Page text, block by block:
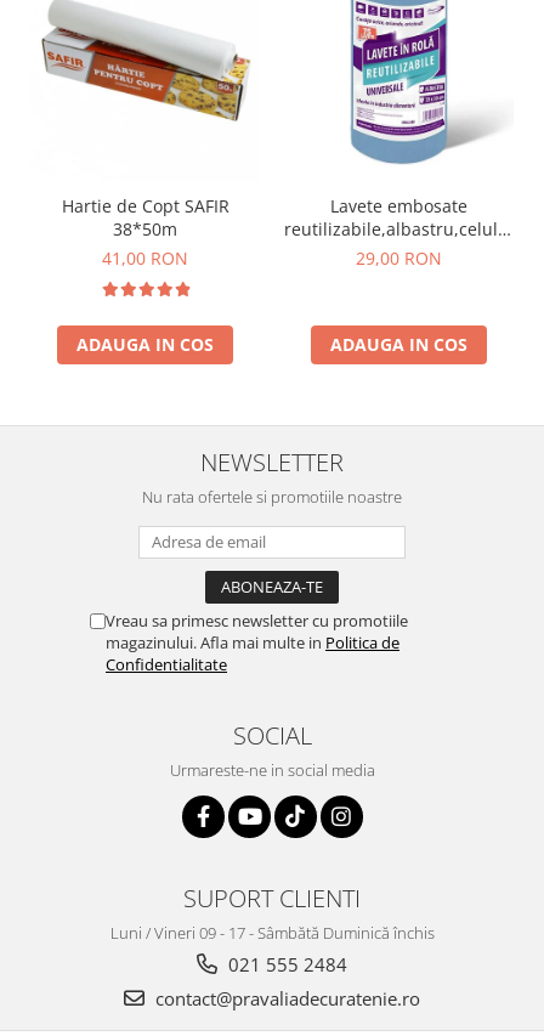
Hartie de Copt SAFIR
38*50m
41,00 RON
ADAUGA IN COS
Lavete embosate
x 20 cm,rola 75 bucati
29,00 RON
ADAUGA IN COS
NEWSLETTER
Nu rata ofertele si promotiile noastre
Vreau sa primesc newsletter cu promotiile
magazinului. Afla mai multe in Politica de
Confidentialitate
SOCIAL
Urmareste-ne in social media
SUPORT CLIENTI
Luni / Vineri 09 - 17 - Sâmbătă Duminică închis
021 555 2484
contact@pravaliadecuratenie.ro